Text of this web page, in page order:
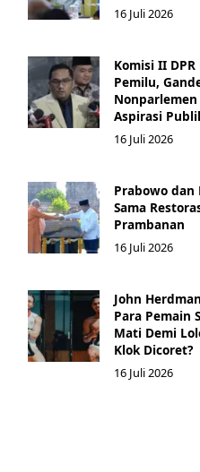
16 Juli 2026
Komisi II
Pemilu,
Nonparlemen
Aspirasi
16 Juli 2026
Prabowo dan
Sama
Prambanan
16 Juli 2026
John
Para Pemain
Mati Demi
Klok Dicoret?
16 Juli 2026